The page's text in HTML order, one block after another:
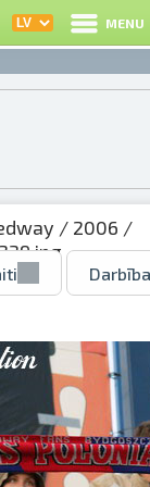
MENU
/ 2006 /